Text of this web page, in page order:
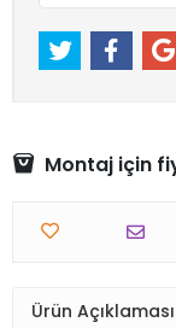
Montaj için
Ürün Açıklaması